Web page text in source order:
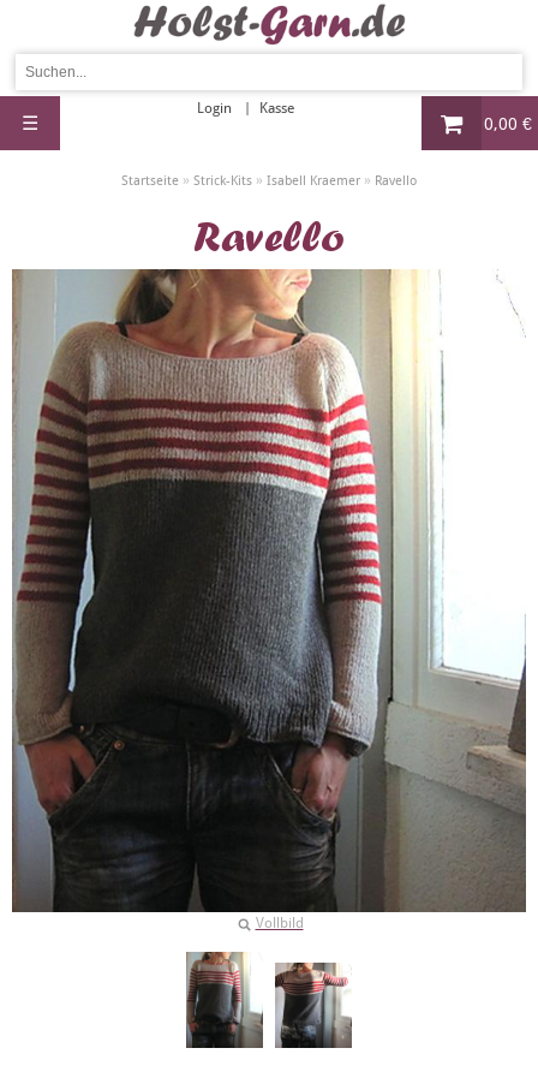
0,00 €
Login Kasse
☰
Startseite » Strick-Kits » Isabell Kraemer » Ravello
Ravello
Vollbild